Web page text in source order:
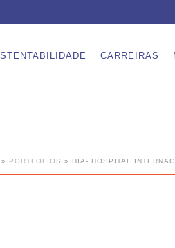
CARREIRAS
» PORTFOLIOS » HIA- HOSPITAL